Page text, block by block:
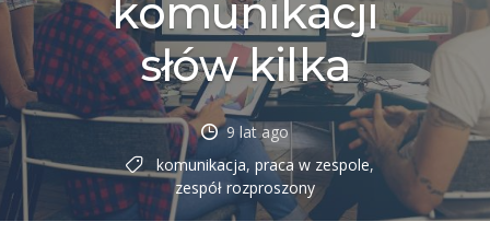
komunikacji
słów kilka
9 lat ago
komunikacja, praca w zespole,
zespół rozproszony